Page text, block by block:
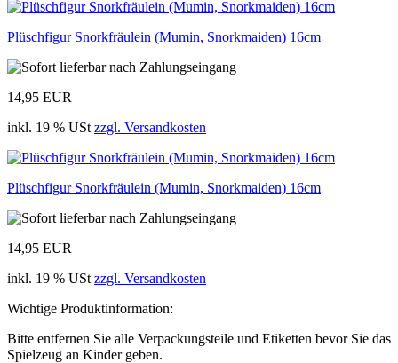
Plüschfigur Snorkfräulein (Mumin, Snorkmaiden) 16cm
14,95 EUR
inkl. 19 % USt zzgl. Versandkosten
Plüschfigur Snorkfräulein (Mumin, Snorkmaiden) 16cm
14,95 EUR
inkl. 19 % USt zzgl. Versandkosten
Wichtige Produktinformation:
Bitte entfernen Sie alle Verpackungsteile und Etiketten bevor Sie das
Spielzeug an Kinder geben.